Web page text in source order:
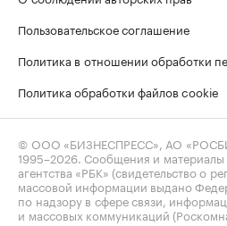
Пользовательское соглашение
Политика в отношении обработки
Политика обработки файлов cookie
© ООО «БИЗНЕСПРЕСС», АО
1995–2026. Сообщения и
агентства «РБК» (свидетельство о
массовой информации выдано
по надзору в сфере связи,
и массовых коммуникаций